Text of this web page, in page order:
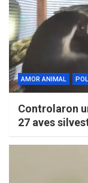
AMOR ANIMAL
Controlaron
27 aves